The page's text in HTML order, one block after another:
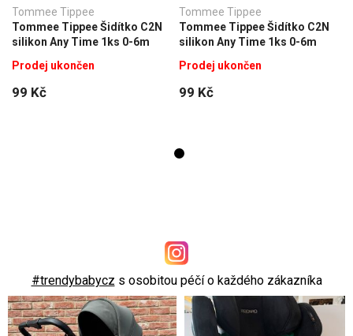
Tommee Tippee
Tommee Tippee Šidítko C2N
silikon Any Time 1ks 0-6m
99 Kč
Prodej ukončen
Tommee Tippee
Tommee Tippee Šidítko C2N
silikon Any Time 1ks 0-6m
99 Kč
Prodej ukončen
#trendybabycz s osobitou péčí o každého zákazníka